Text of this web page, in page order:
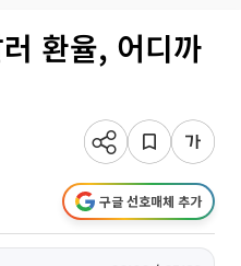
환율, 어디까
구글 선호매체 추가